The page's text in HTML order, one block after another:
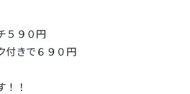
５９０円
付きで６９０円
！！